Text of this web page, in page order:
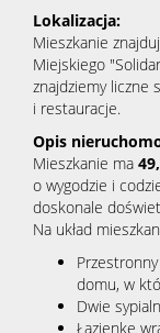
Lokalizacja:
Mieszkanie
Miejskiego
znajdziemy liczne
i restauracje.
Opis
Mieszkanie ma
o wygodzie i
doskonale
Na układ
domu, w
Dwie
Łazienkę